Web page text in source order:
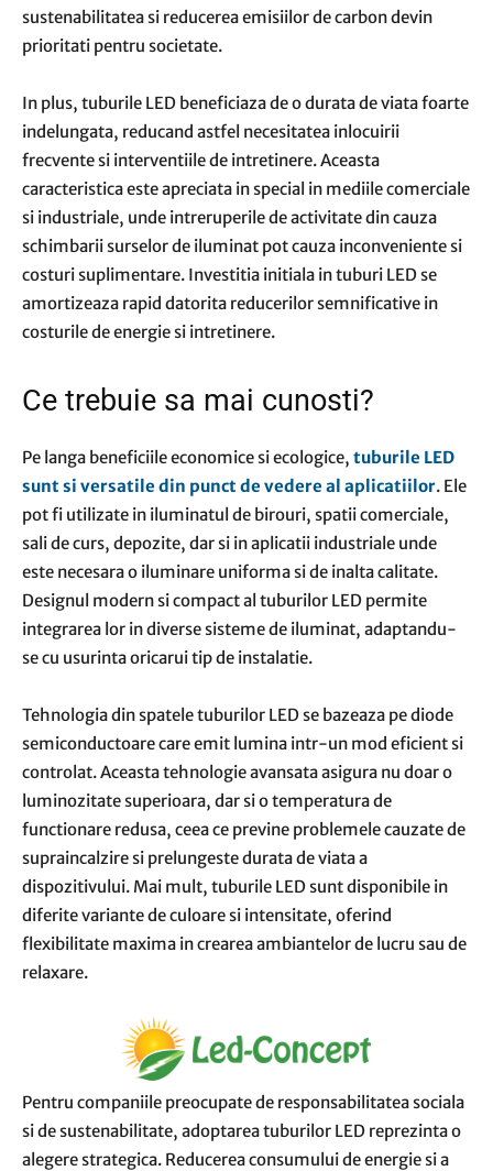
sustenabilitatea si reducerea emisiilor de carbon devin
prioritati pentru societate.
In plus, tuburile LED beneficiaza de o durata de viata foarte
indelungata, reducand astfel necesitatea inlocuirii
frecvente si interventiile de intretinere. Aceasta
caracteristica este apreciata in special in mediile comerciale
si industriale, unde intreruperile de activitate din cauza
schimbarii surselor de iluminat pot cauza inconveniente si
costuri suplimentare. Investitia initiala in tuburi LED se
amortizeaza rapid datorita reducerilor semnificative in
costurile de energie si intretinere.
Ce trebuie sa mai cunosti?
Pe langa beneficiile economice si ecologice, tuburile LED
sunt si versatile din punct de vedere al aplicatiilor. Ele
pot fi utilizate in iluminatul de birouri, spatii comerciale,
sali de curs, depozite, dar si in aplicatii industriale unde
este necesara o iluminare uniforma si de inalta calitate.
Designul modern si compact al tuburilor LED permite
integrarea lor in diverse sisteme de iluminat, adaptandu-
se cu usurinta oricarui tip de instalatie.
Tehnologia din spatele tuburilor LED se bazeaza pe diode
semiconductoare care emit lumina intr-un mod eficient si
controlat. Aceasta tehnologie avansata asigura nu doar o
luminozitate superioara, dar si o temperatura de
functionare redusa, ceea ce previne problemele cauzate de
supraincalzire si prelungeste durata de viata a
dispozitivului. Mai mult, tuburile LED sunt disponibile in
diferite variante de culoare si intensitate, oferind
flexibilitate maxima in crearea ambiantelor de lucru sau de
relaxare.
Pentru companiile preocupate de responsabilitatea sociala
si de sustenabilitate, adoptarea tuburilor LED reprezinta o
alegere strategica. Reducerea consumului de energie si a